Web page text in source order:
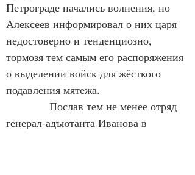
Петрограде начались волнения, но
Алексеев информировал о них царя
недостоверно и тенденциозно,
тормозя тем самым его распоряжения
о выделении войск для жёсткого
подавления мятежа.
Послав тем не менее отряд
генерал-адъютанта Иванова в